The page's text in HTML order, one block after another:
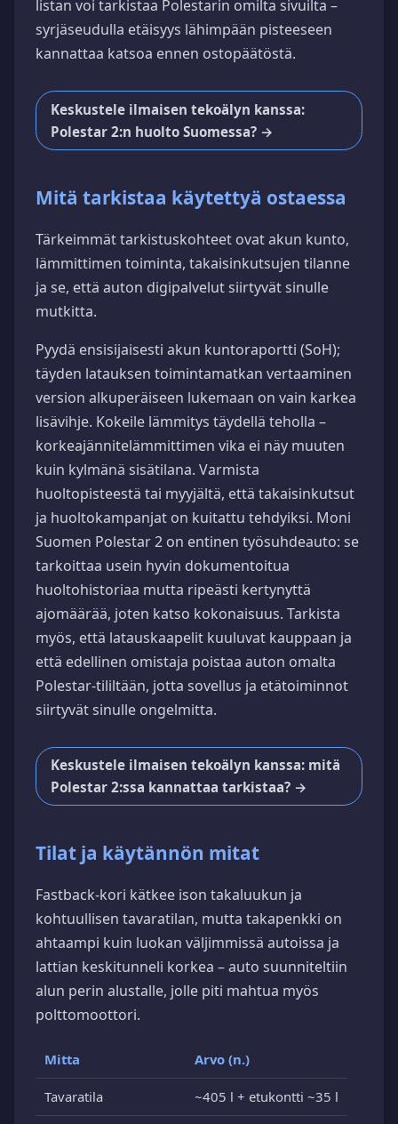
listan voi tarkistaa Polestarin omilta sivuilta –
syrjäseudulla etäisyys lähimpään pisteeseen
kannattaa katsoa ennen ostopäätöstä.
Keskustele ilmaisen tekoälyn kanssa:
Polestar 2:n huolto Suomessa? →
Mitä tarkistaa käytettyä ostaessa
Tärkeimmät tarkistuskohteet ovat akun kunto,
lämmittimen toiminta, takaisinkutsujen tilanne
ja se, että auton digipalvelut siirtyvät sinulle
mutkitta.
Pyydä ensisijaisesti akun kuntoraportti (SoH);
täyden latauksen toimintamatkan vertaaminen
version alkuperäiseen lukemaan on vain karkea
lisävihje. Kokeile lämmitys täydellä teholla –
korkeajännitelämmittimen vika ei näy muuten
kuin kylmänä sisätilana. Varmista
huoltopisteestä tai myyjältä, että takaisinkutsut
ja huoltokampanjat on kuitattu tehdyiksi. Moni
Suomen Polestar 2 on entinen työsuhdeauto: se
tarkoittaa usein hyvin dokumentoitua
huoltohistoriaa mutta ripeästi kertynyttä
ajomäärää, joten katso kokonaisuus. Tarkista
myös, että latauskaapelit kuuluvat kauppaan ja
että edellinen omistaja poistaa auton omalta
Polestar-tililtään, jotta sovellus ja etätoiminnot
siirtyvät sinulle ongelmitta.
Keskustele ilmaisen tekoälyn kanssa: mitä
Polestar 2:ssa kannattaa tarkistaa? →
Tilat ja käytännön mitat
Fastback-kori kätkee ison takaluukun ja
kohtuullisen tavaratilan, mutta takapenkki on
ahtaampi kuin luokan väljimmissä autoissa ja
lattian keskitunneli korkea – auto suunniteltiin
alun perin alustalle, jolle piti mahtua myös
polttomoottori.
Mitta Arvo (n.)
Tavaratila ~405 l + etukontti ~35 l